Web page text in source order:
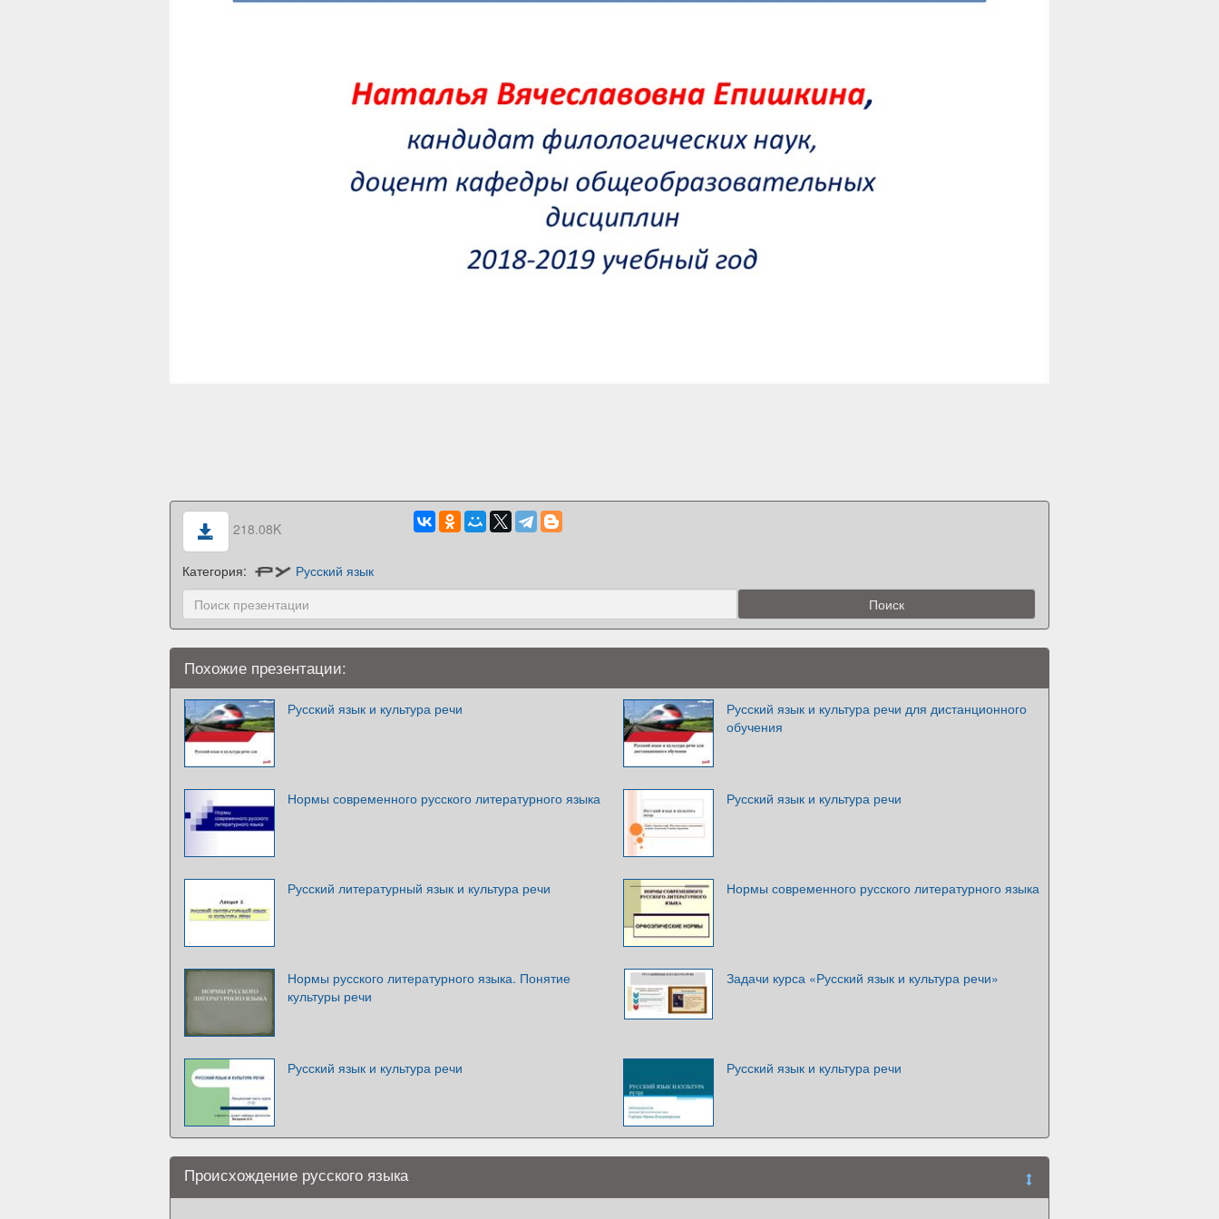
218.08K
Категория: Русский язык
Похожие презентации:
Русский язык и культура речи
Русский язык и культура речи для дистанционного
обучения
Нормы современного русского литературного языка Русский язык и культура речи
Русский литературный язык и культура речи Нормы современного русского литературного языка
Нормы русского литературного языка. Понятие
культуры речи
Задачи курса «Русский язык и культура речи»
Русский язык и культура речи Русский язык и культура речи
Происхождение русского языка